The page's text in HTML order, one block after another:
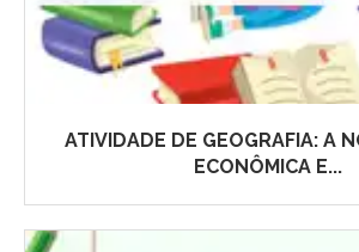
ATIVIDADE DE GEOGRAFIA: A
ECONÔMICA E...